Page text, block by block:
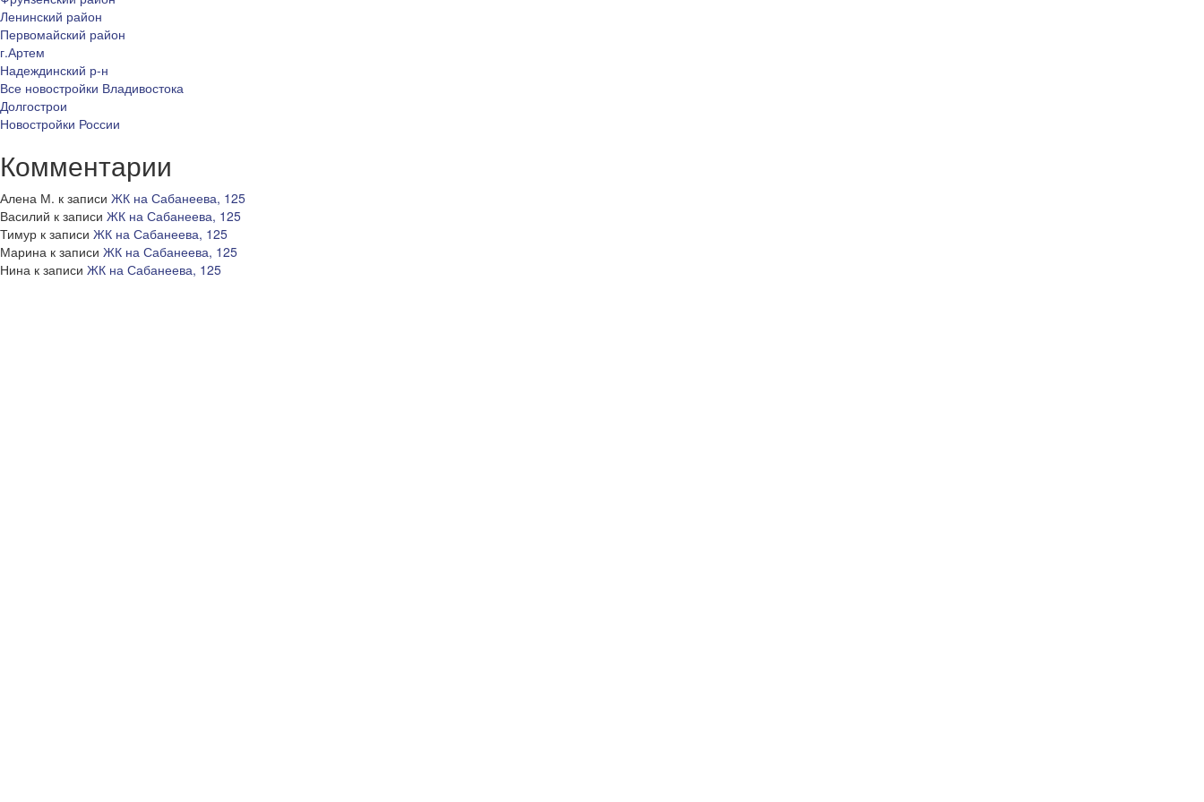
Ленинский район
Первомайский район
г.Артем
Надеждинский р-н
Все новостройки Владивостока
Долгострои
Новостройки России
Комментарии
Алена М. к записи ЖК на Сабанеева, 125
Василий к записи ЖК на Сабанеева, 125
Тимур к записи ЖК на Сабанеева, 125
Марина к записи ЖК на Сабанеева, 125
Нина к записи ЖК на Сабанеева, 125